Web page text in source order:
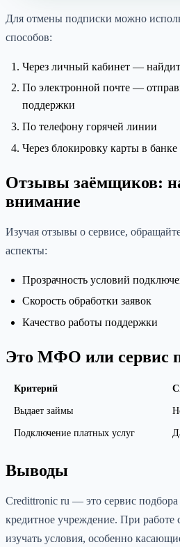
Для отмены подписки можно
способов:
Через личный кабинет —
По электронной почте —
поддержки
По телефону горячей линии
Через блокировку карты в банке
Отзывы заёмщиков:
внимание
Изучая отзывы о сервисе,
аспекты:
Прозрачность условий
Скорость обработки заявок
Качество работы поддержки
Это МФО или сервис
Критерий
Выдает займы
Подключение платных услуг
Выводы
Credittronic ru — это сервис
кредитное учреждение. При
изучать условия, особенно